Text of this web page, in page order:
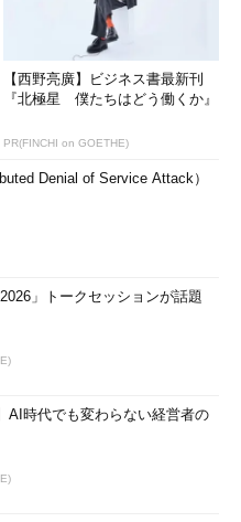
【西野亮廣】ビジネス書最新刊
『北極星 僕たちはどう働くか』
PR(FINCHI on GOETHE)
Denial of Service Attack）
」トークセッションが話題
AI時代でも変わらない経営者の